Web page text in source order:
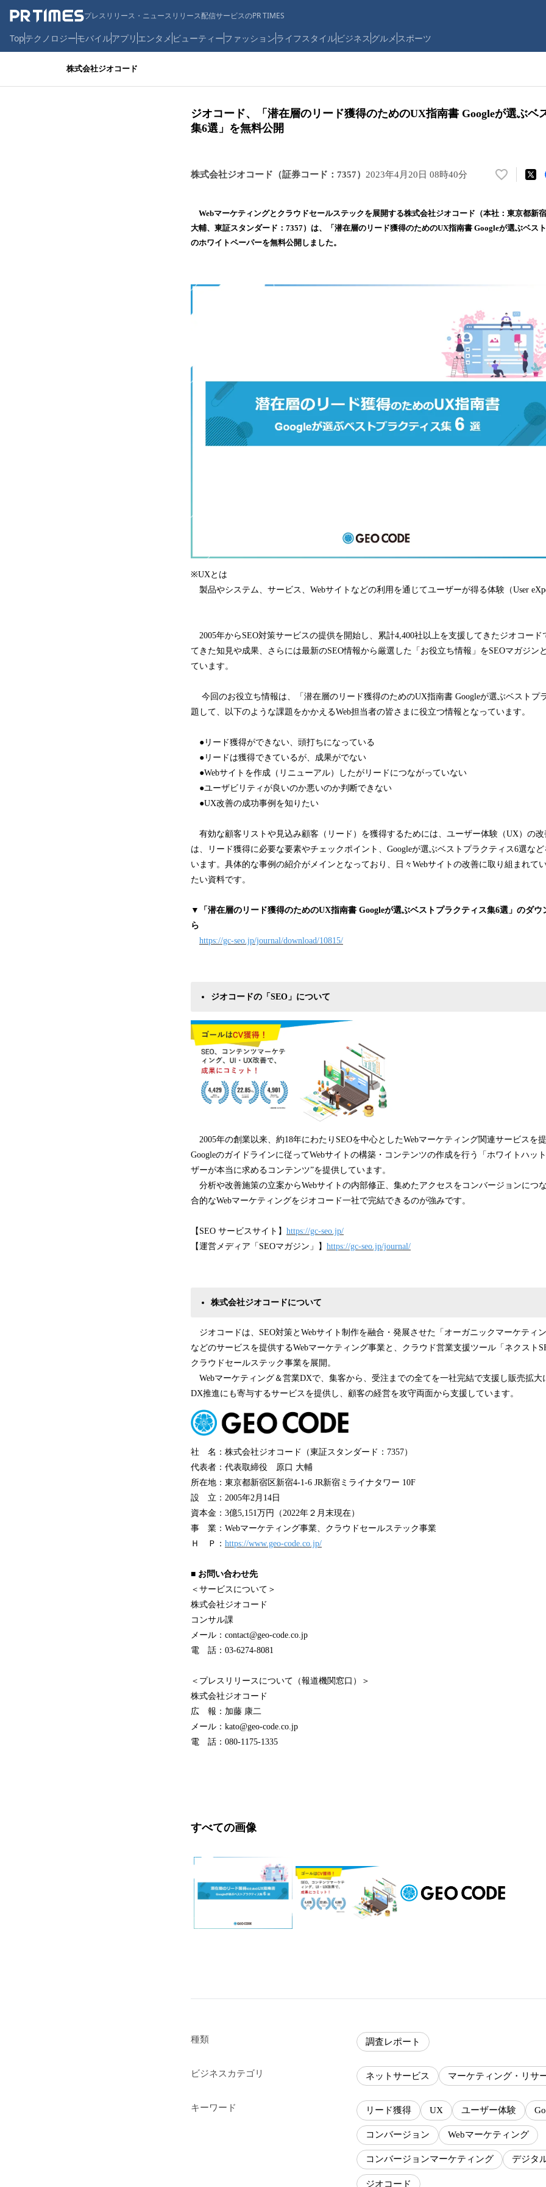
プレスリリース・ニュースリリース配信サービスのPR TIMES
Topテクノロジーモバイルアプリ エンタメ ビューティーファッションライフスタイルビジネス グルメ スポーツ
株式会社ジオコード
ジオコード、「潜在層のリード獲得のためのUX指南書 Googleが選ぶベ
集6選」を無料公開
株式会社ジオコード（証券コード：7357） 2023年4月20日 08時40分
い
！
数
で
Webマーケティングとクラウドセールステックを展開する株式会社ジオコード（本社：東京都新
大輔、東証スタンダード：7357）は、「潜在層のリード獲得のためのUX指南書 Googleが選ぶベス
のホワイトペーパーを無料公開しました。
※UXとは
製品やシステム、サービス、Webサイトなどの利用を通じてユーザーが得る体験（User
2005年からSEO対策サービスの提供を開始し、累計4,400社以上を支援してきたジオコード
てきた知見や成果、さらには最新のSEO情報から厳選した「お役立ち情報」をSEOマガジン
ています。
今回のお役立ち情報は、「潜在層のリード獲得のためのUX指南書 Googleが選ぶベストプ
題して、以下のような課題をかかえるWeb担当者の皆さまに役立つ情報となっています。
●リード獲得ができない、頭打ちになっている
●リードは獲得できているが、成果がでない
●Webサイトを作成（リニューアル）したがリードにつながっていない
●ユーザビリティが良いのか悪いのか判断できない
●UX改善の成功事例を知りたい
有効な顧客リストや見込み顧客（リード）を獲得するためには、ユーザー体験（UX）の改
は、リード獲得に必要な要素やチェックポイント、Googleが選ぶベストプラクティス6選な
います。具体的な事例の紹介がメインとなっており、日々Webサイトの改善に取り組まれて
たい資料です。
▼ 「潜在層のリード獲得のためのUX指南書 Googleが選ぶベストプラクティス集6選」のダウ
ら
https://gc-seo.jp/journal/download/10815/
ジオコードの「 SEO 」について
2005年の創業以来、約18年にわたりSEOを中心としたWebマーケティング関連サービスを
Googleのガイドラインに従ってWebサイトの構築・コンテンツの作成を行う「ホワイトハッ
ザーが本当に求めるコンテンツ”を提供しています。
分析や改善施策の立案からWebサイトの内部修正、集めたアクセスをコンバージョンにつ
合的なWebマーケティングをジオコード一社で完結できるのが強みです。
【SEO サービスサイト】 https://gc-seo.jp/
【運営メディア「SEOマガジン」】 https://gc-seo.jp/journal/
株式会社ジオコードについて
ジオコードは、SEO対策とWebサイト制作を融合・発展させた「オーガニックマーケティ
などのサービスを提供するWebマーケティング事業と、クラウド営業支援ツール「ネクスト
クラウドセールステック事業を展開。
Webマーケティング＆営業DXで、集客から、受注までの全てを一社完結で支援し販売拡大
DX推進にも寄与するサービスを提供し、顧客の経営を攻守両面から支援しています。
社 名：株式会社ジオコード（東証スタンダード：7357）
代表者：代表取締役 原口 大輔
所在地：東京都新宿区新宿4-1-6 JR新宿ミライナタワー 10F
設 立：2005年2月14日
資本金：3億5,151万円（2022年２月末現在）
事 業：Webマーケティング事業、クラウドセールステック事業
Ｈ Ｐ： https://www.geo-code.co.jp/
■ お問い合わせ先
＜サービスについて＞
株式会社ジオコード
コンサル課
メール：contact@geo-code.co.jp
電 話：03-6274-8081
＜プレスリリースについて（報道機関窓口）＞
株式会社ジオコード
広 報：加藤 康二
メール：kato@geo-code.co.jp
電 話：080-1175-1335
すべての画像
種類 調査レポート
ビジネスカテゴリ ネットサービス マーケティング・リサ
キーワード リード獲得 UX ユーザー体験
コンバージョン Webマーケティング
コンバージョンマーケティング デジタ
ジオコード